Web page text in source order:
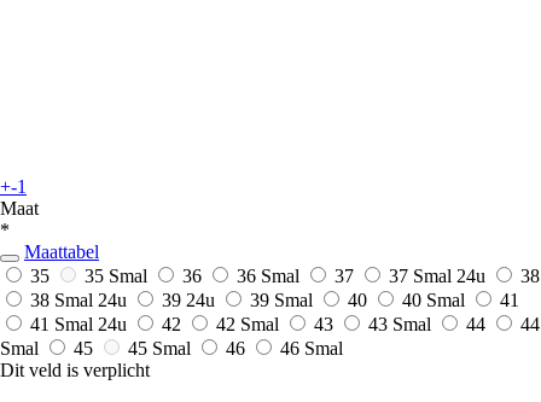
+-1
Maat
*
Maattabel
35
35 Smal 36 36 Smal 37 37 Smal 24u
38
38 Smal 24u 39 24u 39 Smal 40 40 Smal
41
41 Smal 24u 42 42 Smal 43 43 Smal 44
44
Smal
45 45 Smal 46
46 Smal
Dit veld is verplicht